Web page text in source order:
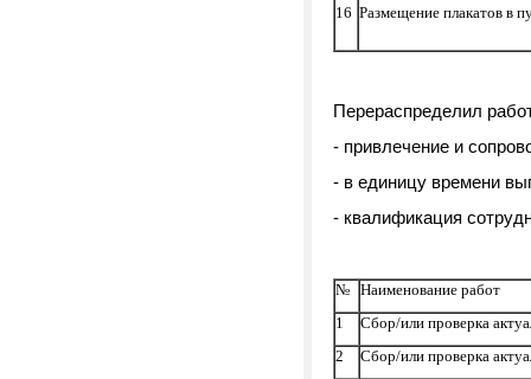
16 Размещение плакатов в
Перераспределил
- привлечение и
- в единицу времени
- квалификация
№ Наименование работ
1
Сбор/или проверка
2
Сбор/или проверка